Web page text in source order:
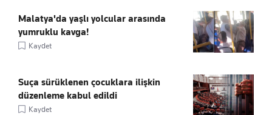
Malatya'da yaşlı yolcular arasında
yumruklu kavga!
Kaydet
Suça sürüklenen çocuklara ilişkin
düzenleme kabul edildi
Kaydet